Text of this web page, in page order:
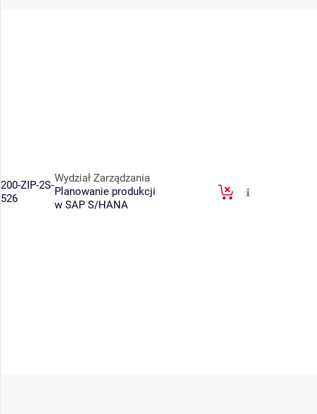
200-ZIP-2S-
526
Wydział Zarządzania
Planowanie produkcji
w SAP S/HANA